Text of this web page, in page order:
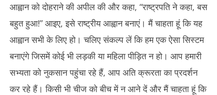
आह्वान को दोहराने की अपील की और कहा, “राष्ट्रपति ने कहा, बस
बहुत हुआ!” आइए, इसे राष्ट्रीय आह्वान बनाएं। मैं चाहता हूं कि यह
आह्वान सभी के लिए हो। चलिए संकल्प लें कि हम एक ऐसा सिस्टम
बनाएंगे जिसमें कोई भी लड़की या महिला पीड़ित न हो। आप हमारी
सभ्यता को नुकसान पहुंचा रहे हैं, आप अति क्रूरता का प्रदर्शन
कर रहे हैं। किसी भी चीज को बीच में न आने दें और मैं चाहता हूं कि